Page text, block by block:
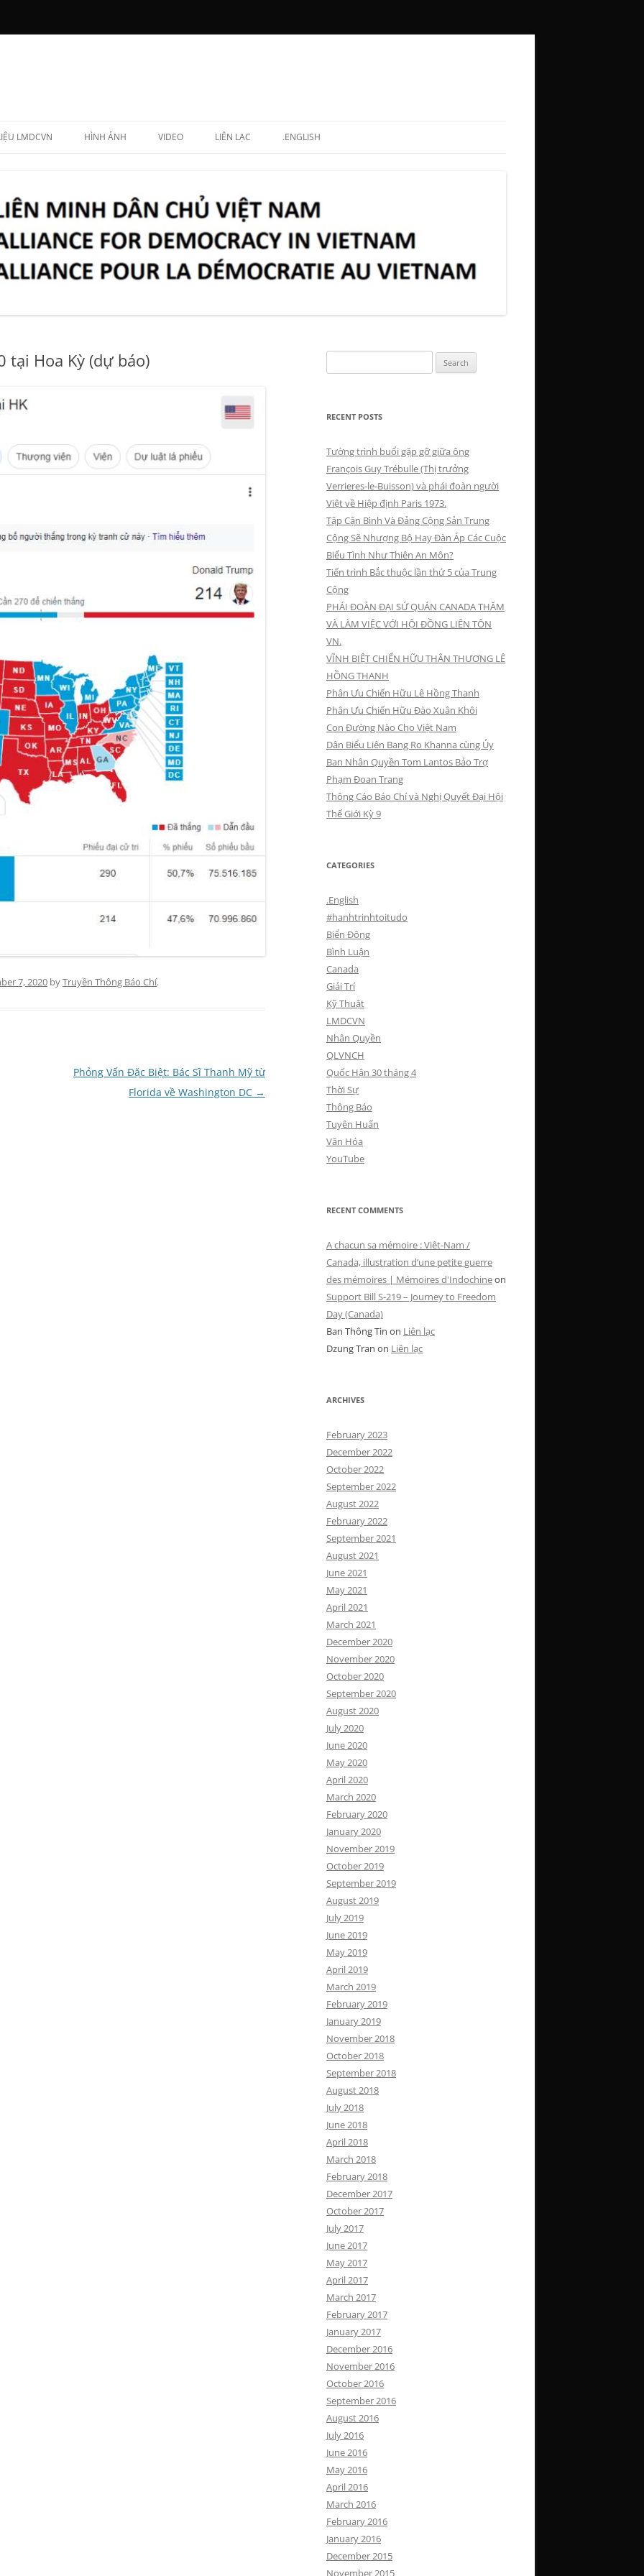
LMDCVN
LẬP VIÊN
HÌNH ẢNH VIDEO LIÊN LẠC .ENGLISH
tại Hoa Kỳ (dự báo)
7, 2020 byTruyền Thông Báo Chí.
Phỏng Vấn Đặc Biệt: Bác Sĩ Thanh Mỹ từ
Florida về Washington DC →
for:
RECENT POSTS
Tường trình buổi gặp gỡ giữa ông
François Guy Trébulle (Thị trưởng
Verrieres-le-Buisson) và phái đoàn người
Việt về Hiệp định Paris 1973.
Tập Cận Bình Và Đảng Cộng Sản Trung
Cộng Sẽ Nhượng Bộ Hay Đàn Áp Các Cuộc
Biểu Tình Như Thiên An Môn?
Tiến trình Bắc thuộc lần thứ 5 của Trung
Cộng
PHÁI ĐOÀN ĐẠI SỨ QUÁN CANADA THĂM
VÀ LÀM VIỆC VỚI HỘI ĐỒNG LIÊN TÔN
VN.
VĨNH BIỆT CHIẾN HỮU THÂN THƯƠNG LÊ
HỒNG THANH
Phân Ưu Chiến Hữu Lê Hồng Thanh
Phân Ưu Chiến Hữu Đào Xuân Khôi
Con Đường Nào Cho Việt Nam
Dân Biểu Liên Bang Ro Khanna cùng Ủy
Ban Nhân Quyền Tom Lantos Bảo Trợ
Phạm Đoan Trang
Thông Cáo Báo Chí và Nghị Quyết Đại Hội
Thế Giới Kỳ 9
CATEGORIES
.English
#hanhtrinhtoitudo
Biển Đông
Bình Luận
Canada
Giải Trí
Kỹ Thuật
LMDCVN
Nhân Quyền
QLVNCH
Quốc Hận 30 tháng 4
Thời Sự
Thông Báo
Tuyên Huấn
Văn Hóa
YouTube
RECENT COMMENTS
A chacun sa mémoire : Viêt-Nam /
Canada, illustration d’une petite guerre
des mémoires | Mémoires d'Indochineon
Support Bill S-219 – Journey to Freedom
Day (Canada)
Ban Thông Tin on Liên lạc
Dzung Tran on Liên lạc
ARCHIVES
February 2023
December 2022
October 2022
September 2022
August 2022
February 2022
September 2021
August 2021
June 2021
May 2021
April 2021
March 2021
December 2020
November 2020
October 2020
September 2020
August 2020
July 2020
June 2020
May 2020
April 2020
March 2020
February 2020
January 2020
November 2019
October 2019
September 2019
August 2019
July 2019
June 2019
May 2019
April 2019
March 2019
February 2019
January 2019
November 2018
October 2018
September 2018
August 2018
July 2018
June 2018
April 2018
March 2018
February 2018
December 2017
October 2017
July 2017
June 2017
May 2017
April 2017
March 2017
February 2017
January 2017
December 2016
November 2016
October 2016
September 2016
August 2016
July 2016
June 2016
May 2016
April 2016
March 2016
February 2016
January 2016
December 2015
November 2015